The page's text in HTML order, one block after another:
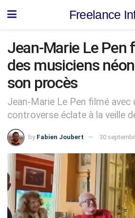
Freelance
Jean-Marie Le Pen
des musiciens
son procès
Jean-Marie Le Pen filmé avec
controverse éclate à la veille
by Fabien Joubert 30